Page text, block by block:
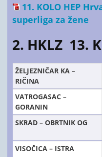
11. KOLO HEP
superliga za žene
2. HKLZ 13.
ŽELJEZNIČAR KA –
RIČINA
VATROGASAC –
GORANIN
SKRAD – OBRTNIK OG
VISOČICA – ISTRA